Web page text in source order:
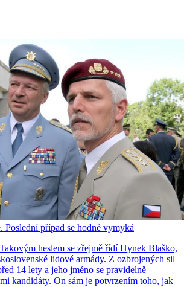
Poslední případ se hodně vymyká
heslem se zřejmě řídí Hynek Blaško,
lidové armády. Z ozbrojených sil
14 lety a jeho jméno se pravidelně
kandidáty. On sám je potvrzením toho, jak